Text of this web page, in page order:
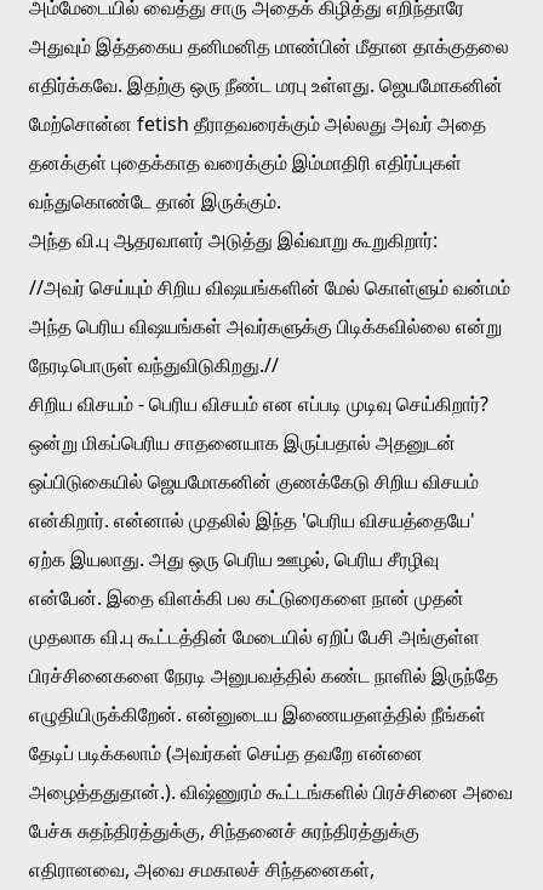
அம்மேடையில் வைத்து சாரு அதைக் கிழித்து எறிந்தாரே
அதுவும் இத்தகைய தனிமனித மாண்பின் மீதான தாக்குதலை
எதிர்க்கவே. இதற்கு ஒரு நீண்ட மரபு உள்ளது. ஜெயமோகனின்
மேற்சொன்ன fetish தீராதவரைக்கும் அல்லது அவர் அதை
தனக்குள் புதைக்காத வரைக்கும் இம்மாதிரி எதிர்ப்புகள்
வந்துகொண்டே தான் இருக்கும்.
அந்த வி.பு ஆதரவாளர் அடுத்து இவ்வாறு கூறுகிறார்:
//அவர் செய்யும் சிறிய விஷயங்களின் மேல் கொள்ளும் வன்மம்
அந்த பெரிய விஷயங்கள் அவர்களுக்கு பிடிக்கவில்லை என்று
நேரடிபொருள் வந்துவிடுகிறது.//
சிறிய விசயம் - பெரிய விசயம் என எப்படி முடிவு செய்கிறார்?
ஒன்று மிகப்பெரிய சாதனையாக இருப்பதால் அதனுடன்
ஒப்பிடுகையில் ஜெயமோகனின் குணக்கேடு சிறிய விசயம்
என்கிறார். என்னால் முதலில் இந்த 'பெரிய விசயத்தையே'
ஏற்க இயலாது. அது ஒரு பெரிய ஊழல், பெரிய சீரழிவு
என்பேன். இதை விளக்கி பல கட்டுரைகளை நான் முதன்
முதலாக வி.பு கூட்டத்தின் மேடையில் ஏறிப் பேசி அங்குள்ள
பிரச்சினைகளை நேரடி அனுபவத்தில் கண்ட நாளில் இருந்தே
எழுதியிருக்கிறேன். என்னுடைய இணையதளத்தில் நீங்கள்
தேடிப் படிக்கலாம் (அவர்கள் செய்த தவறே என்னை
அழைத்ததுதான்.). விஷ்ணுரம் கூட்டங்களில் பிரச்சினை அவை
பேச்சு சுதந்திரத்துக்கு, சிந்தனைச் சுரந்திரத்துக்கு
எதிரானவை, அவை சமகாலச் சிந்தனைகள்,